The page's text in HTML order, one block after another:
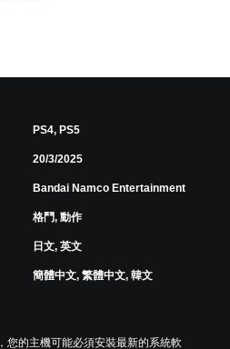
PS4, PS5
20/3/2025
Bandai Namco Entertainment
格鬥, 動作
日文, 英文
簡體中文, 繁體中文, 韓文
您的主機可能必須安裝最新的系統軟